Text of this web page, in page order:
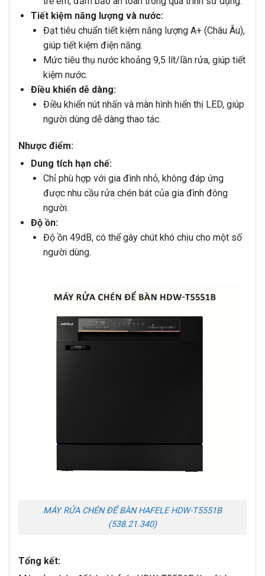
Tiết kiệm năng lượng và nước:
Đạt tiêu chuẩn tiết kiệm năng lượng A+ (Châu Âu),
giúp tiết kiệm điện năng.
Mức tiêu thụ nước khoảng 9,5 lít/lần rửa, giúp tiết
kiệm nước.
Điều khiển dễ dàng:
Điều khiển nút nhấn và màn hình hiển thị LED, giúp
người dùng dễ dàng thao tác.
Nhược điểm:
Dung tích hạn chế:
Chỉ phù hợp với gia đình nhỏ, không đáp ứng
được nhu cầu rửa chén bát của gia đình đông
người.
Độ ồn:
Độ ồn 49dB, có thể gây chút khó chịu cho một số
người dùng.
MÁY RỬA CHÉN ĐỂ BÀN HAFELE HDW-T5551B
(538.21.340)
Tổng kết: